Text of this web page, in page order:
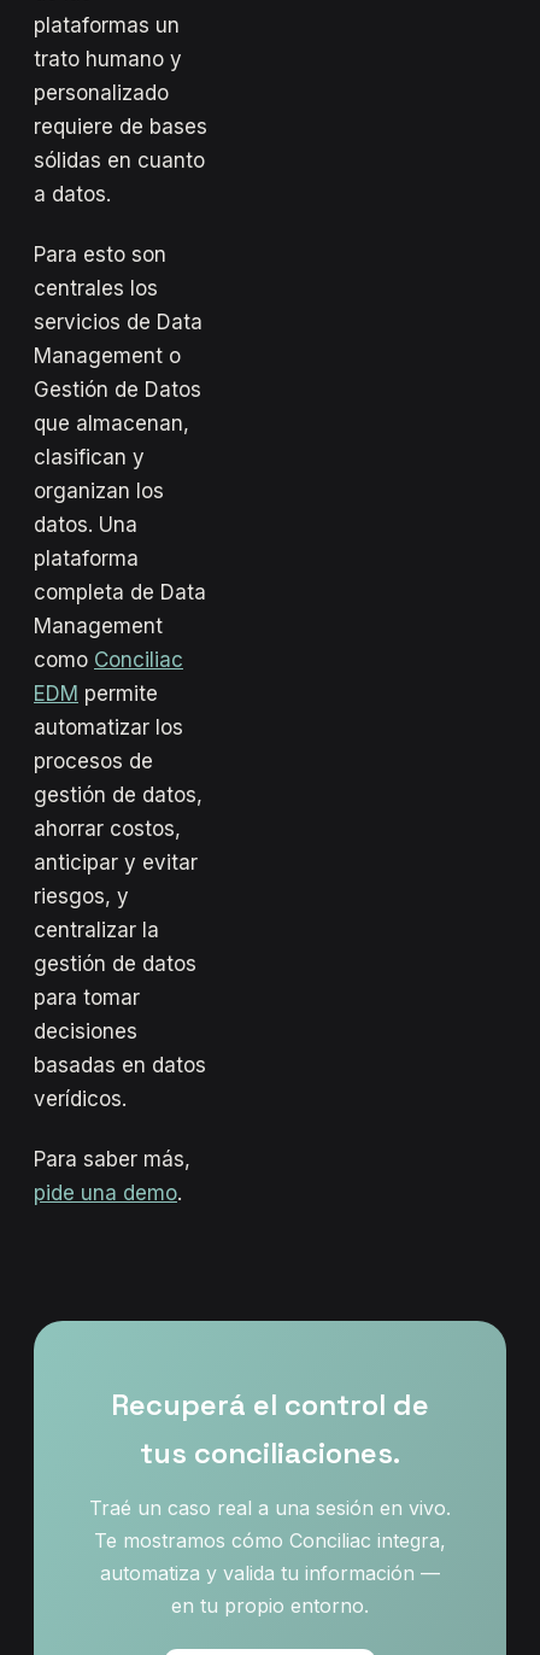
plataformas un
trato humano y
personalizado
requiere de bases
sólidas en cuanto
a datos.
Para esto son
centrales los
servicios de Data
Management o
Gestión de Datos
que almacenan,
clasifican y
organizan los
datos. Una
plataforma
completa de Data
Management
como Conciliac
EDM permite
automatizar los
procesos de
gestión de datos,
ahorrar costos,
anticipar y evitar
riesgos, y
centralizar la
gestión de datos
para tomar
decisiones
basadas en datos
verídicos.
Para saber más,
pide una demo.
Recuperá el control de
tus conciliaciones.
Traé un caso real a una sesión en vivo.
Te mostramos cómo Conciliac integra,
automatiza y valida tu información —
en tu propio entorno.